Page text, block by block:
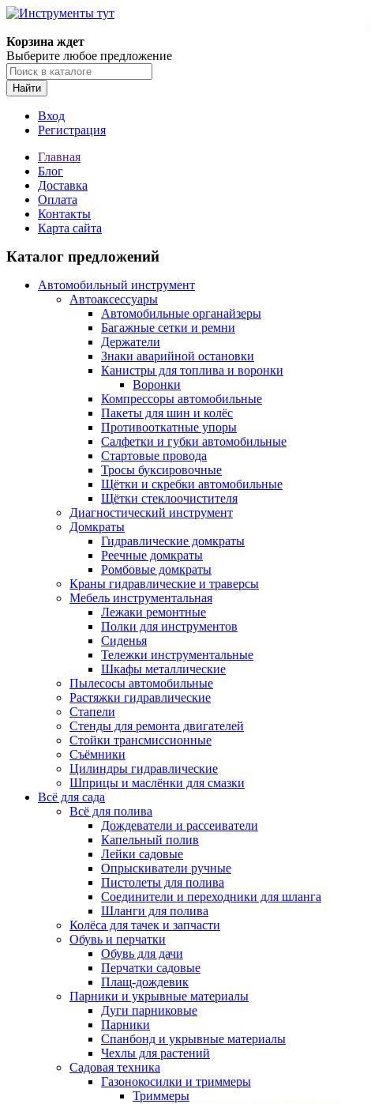
Корзина ждет
Выберите любое предложение
Найти
Вход
Регистрация
Главная
Блог
Доставка
Оплата
Контакты
Карта сайта
Каталог предложений
Автомобильный инструмент
Автоаксессуары
Автомобильные органайзеры
Багажные сетки и ремни
Держатели
Знаки аварийной остановки
Канистры для топлива и воронки
Воронки
Компрессоры автомобильные
Пакеты для шин и колёс
Противооткатные упоры
Салфетки и губки автомобильные
Стартовые провода
Тросы буксировочные
Щётки и скребки автомобильные
Щётки стеклоочистителя
Диагностический инструмент
Домкраты
Гидравлические домкраты
Реечные домкраты
Ромбовые домкраты
Краны гидравлические и траверсы
Мебель инструментальная
Лежаки ремонтные
Полки для инструментов
Сиденья
Тележки инструментальные
Шкафы металлические
Пылесосы автомобильные
Растяжки гидравлические
Стапели
Стенды для ремонта двигателей
Стойки трансмиссионные
Съёмники
Цилиндры гидравлические
Шприцы и маслёнки для смазки
Всё для сада
Всё для полива
Дождеватели и рассеиватели
Капельный полив
Лейки садовые
Опрыскиватели ручные
Пистолеты для полива
Соединители и переходники для шланга
Шланги для полива
Колёса для тачек и запчасти
Обувь и перчатки
Обувь для дачи
Перчатки садовые
Плащ-дождевик
Парники и укрывные материалы
Дуги парниковые
Парники
Спанбонд и укрывные материалы
Чехлы для растений
Садовая техника
Газонокосилки и триммеры
Триммеры